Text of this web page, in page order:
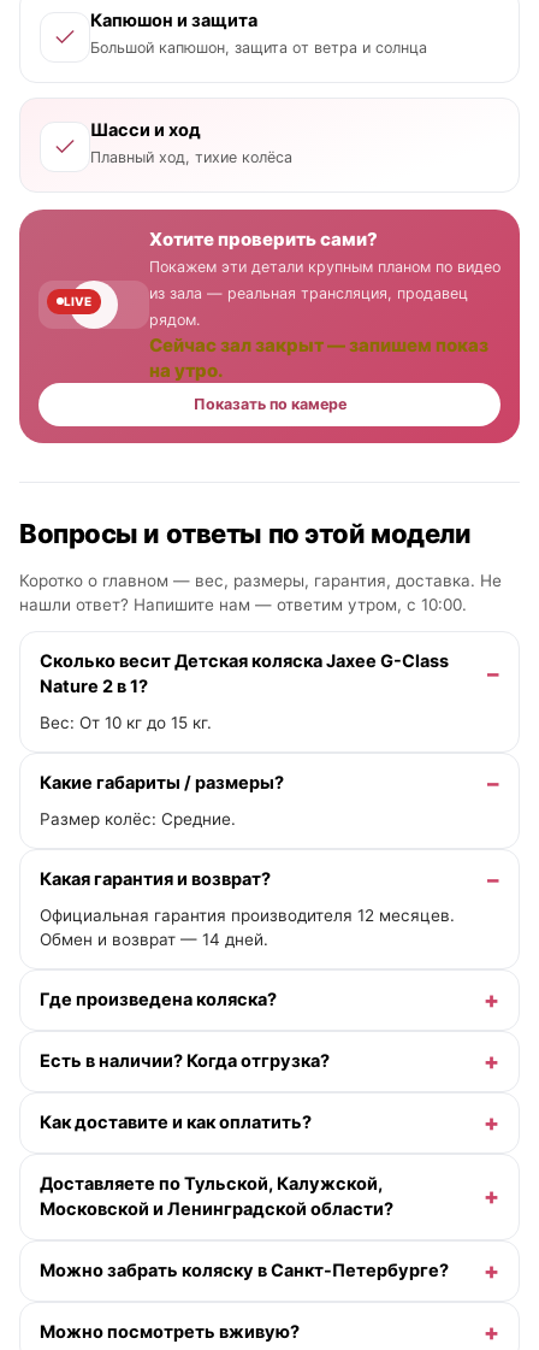
Капюшон и защита
Большой капюшон, защита от ветра и солнца
Шасси и ход
Плавный ход, тихие колёса
LIVE
Хотите проверить сами?
Покажем эти детали крупным планом по видео
из зала — реальная трансляция, продавец
рядом.
Сейчас зал закрыт — запишем показ
на утро.
Показать по камере
Вопросы и ответы по этой модели
Коротко о главном — вес, размеры, гарантия, доставка. Не
нашли ответ? Напишите нам — ответим утром, с 10:00.
Сколько весит Детская коляска Jaxee G-Class
Nature 2 в 1?
Вес: От 10 кг до 15 кг.
Какие габариты / размеры?
Размер колёс: Средние.
Какая гарантия и возврат?
Официальная гарантия производителя 12 месяцев.
Обмен и возврат — 14 дней.
Где произведена коляска?
Есть в наличии? Когда отгрузка?
Как доставите и как оплатить?
Доставляете по Тульской, Калужской,
Московской и Ленинградской области?
Можно забрать коляску в Санкт-Петербурге?
Можно посмотреть вживую?